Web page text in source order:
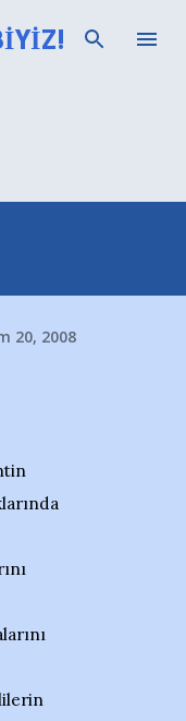
20, 2008